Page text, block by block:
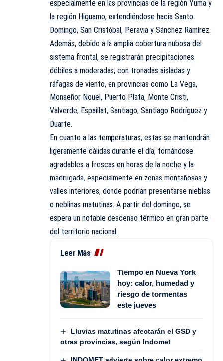
especialmente en las provincias de la región Yuma y
la región Higuamo, extendiéndose hacia Santo
Domingo, San Cristóbal, Peravia y Sánchez Ramírez.
Además, debido a la amplia cobertura nubosa del
sistema frontal, se registrarán precipitaciones
débiles a moderadas, con tronadas aisladas y
ráfagas de viento, en provincias como La Vega,
Monseñor Nouel, Puerto Plata, Monte Cristi,
Valverde, Espaillat, Santiago, Santiago Rodríguez y
Duarte.
En cuanto a las temperaturas, estas se mantendrán
ligeramente cálidas durante el día, tornándose
agradables a frescas en horas de la noche y la
madrugada, especialmente en zonas montañosas y
valles interiores, donde podrían presentarse nieblas
o neblinas matutinas. A partir del domingo, se
espera un notable descenso térmico en gran parte
del territorio nacional.
Leer Más
Tiempo en Nueva York
hoy: calor, humedad y
riesgo de tormentas
este jueves
Lluvias matutinas afectarán el GSD y
otras provincias, según Indomet